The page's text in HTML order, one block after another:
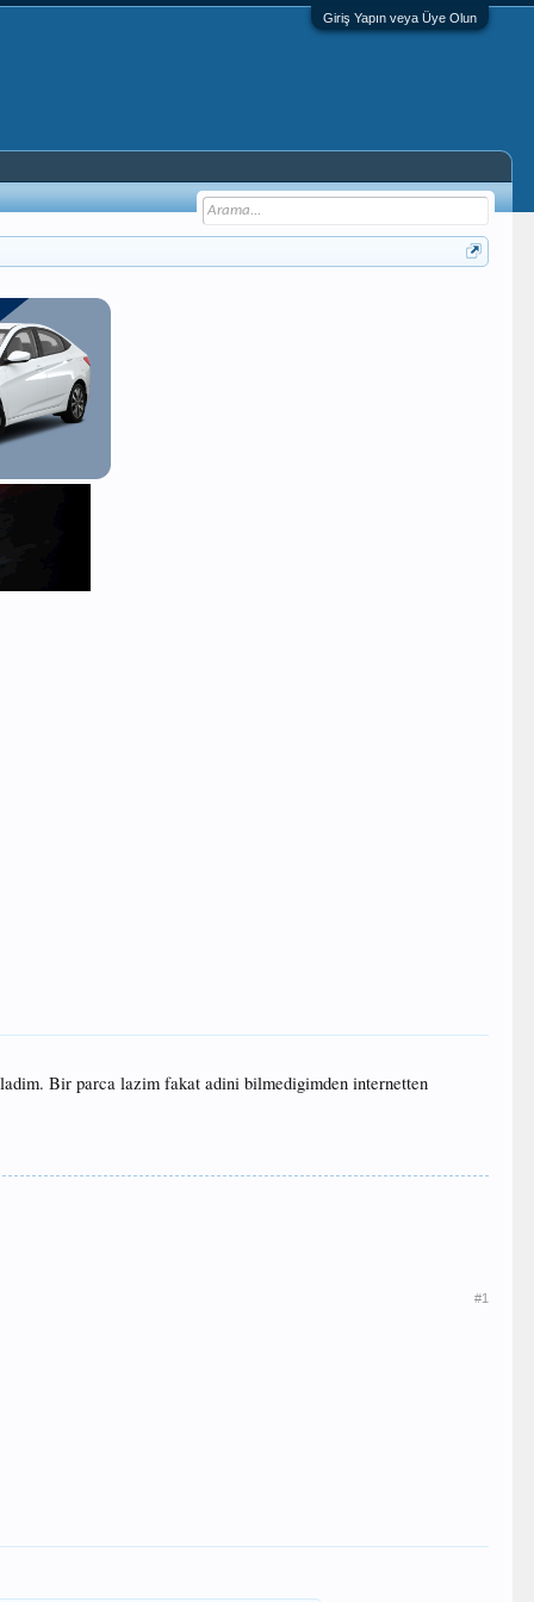
Giriş Yapın veya Üye Olun
Bir parca lazim fakat adini bilmedigimden internetten
#1